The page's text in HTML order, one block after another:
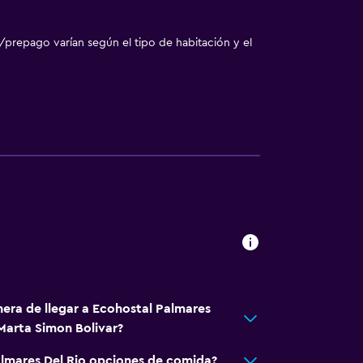
prepago varían según el tipo de habitación y el
de llegar a Ecohostal Palmares
Simon Bolivar?